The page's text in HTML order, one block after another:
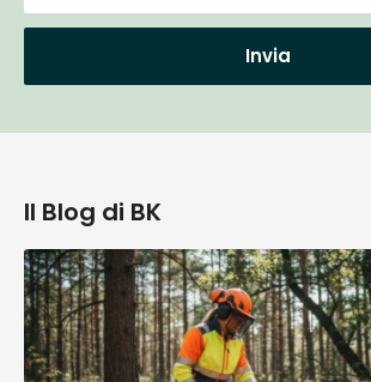
Invia
Il Blog di BK